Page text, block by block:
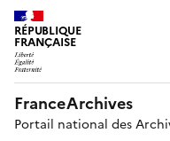
RÉPUBLIQUE
FRANÇAISE
FranceArchives
Portail national des